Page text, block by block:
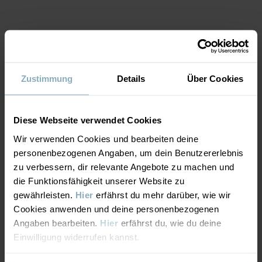
Zustimmung Details Über Cookies
Diese Webseite verwendet Cookies
Wir verwenden Cookies und bearbeiten deine
personenbezogenen Angaben, um dein Benutzererlebnis
zu verbessern, dir relevante Angebote zu machen und
die Funktionsfähigkeit unserer Website zu
gewährleisten. Hier erfährst du mehr darüber, wie wir
Cookies anwenden und deine personenbezogenen
Angaben bearbeiten. Hier erfährst du, wie du deine
Einwilligung widerrufen kannst.
Kleid blumen
Herstellungsland:
Fabrik:Shunde Gain Rich Garment Co Ltd
Material
5% Elastane
Pflegehinweise
WASCHEN
Maschinenwäsche 40 °C
Bleichen nicht erlaubt
NACHHALTIGKEIT
LIEFERUNG UND RÜCKSENDUNG
Lieferung & Rücksendung
Lieferung
Wir liefern versandkostenfrei ab 69€. Die Lieferzeit beträgt 3–5
Werktagen. Je nachdem, an welche Postleitzahl die Lieferung
DAS KÖNNTE DIR AUCH GEFALLEN